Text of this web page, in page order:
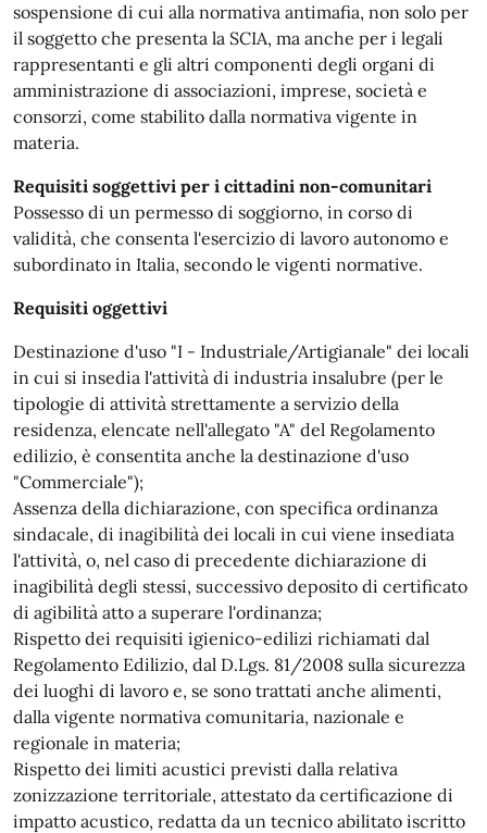
sospensione di cui alla normativa antimafia, non solo per
il soggetto che presenta la SCIA, ma anche per i legali
rappresentanti e gli altri componenti degli organi di
amministrazione di associazioni, imprese, società e
consorzi, come stabilito dalla normativa vigente in
materia.
Requisiti soggettivi per i cittadini non-comunitari
Possesso di un permesso di soggiorno, in corso di
validità, che consenta l'esercizio di lavoro autonomo e
subordinato in Italia, secondo le vigenti normative.
Requisiti oggettivi
Destinazione d'uso "I - Industriale/Artigianale" dei locali
in cui si insedia l'attività di industria insalubre (per le
tipologie di attività strettamente a servizio della
residenza, elencate nell'allegato "A" del Regolamento
edilizio, è consentita anche la destinazione d'uso
"Commerciale");
Assenza della dichiarazione, con specifica ordinanza
sindacale, di inagibilità dei locali in cui viene insediata
l'attività, o, nel caso di precedente dichiarazione di
inagibilità degli stessi, successivo deposito di certificato
di agibilità atto a superare l'ordinanza;
Rispetto dei requisiti igienico-edilizi richiamati dal
Regolamento Edilizio, dal D.Lgs. 81/2008 sulla sicurezza
dei luoghi di lavoro e, se sono trattati anche alimenti,
dalla vigente normativa comunitaria, nazionale e
regionale in materia;
Rispetto dei limiti acustici previsti dalla relativa
zonizzazione territoriale, attestato da certificazione di
impatto acustico, redatta da un tecnico abilitato iscritto